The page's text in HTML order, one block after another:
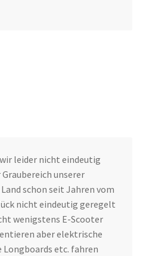
leider nicht eindeutig
unserer
schon seit Jahren vom
nicht eindeutig geregelt
wenigstens E-Scooter
aber elektrische
Longboards etc. fahren